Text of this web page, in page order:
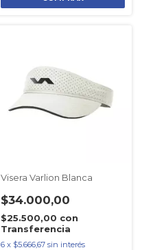
Visera Varlion Blanca
$34.000,00
$25.500,00 con
Transferencia
6 x $5.666,67 sin interés